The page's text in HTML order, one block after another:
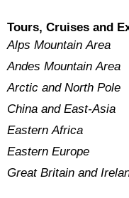
Tours, Cruises and
Alps Mountain Area
Andes Mountain Area
Arctic and North Pole
China and East-Asia
Eastern Africa
Eastern Europe
Great Britain and